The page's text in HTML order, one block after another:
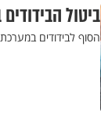
ביטול
הסוף לבידודים